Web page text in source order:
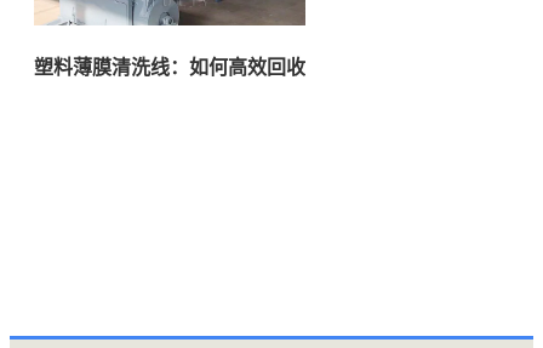
塑料薄膜清洗线：如何高效回收